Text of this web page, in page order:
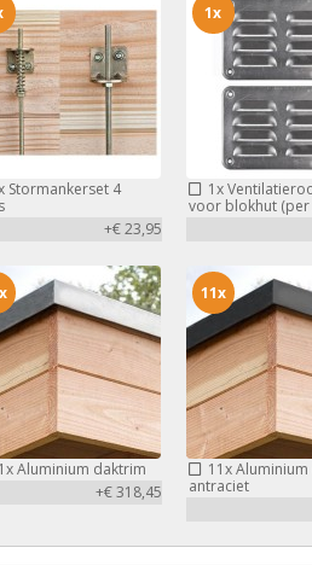
Stormankerset 4
+€ 23,95
1x
voor blokhut (per
1x
Aluminium daktrim
+€ 318,45
11xAluminium
antraciet
11x